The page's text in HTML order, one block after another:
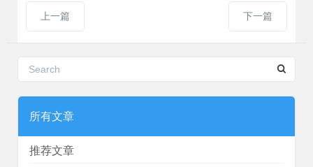
上一篇 下一篇
所有文章
推荐文章